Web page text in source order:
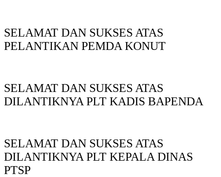
SELAMAT DAN SUKSES ATAS
PELANTIKAN PEMDA KONUT
SELAMAT DAN SUKSES ATAS
DILANTIKNYA PLT KADIS BAPENDA
SELAMAT DAN SUKSES ATAS
DILANTIKNYA PLT KEPALA DINAS
PTSP